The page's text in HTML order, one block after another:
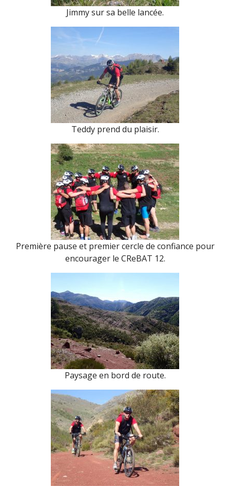
Jimmy sur sa belle lancée.
Teddy prend du plaisir.
Première pause et premier cercle de confiance pour
encourager le CReBAT 12.
Paysage en bord de route.